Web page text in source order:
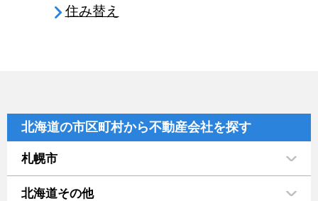
住み替え
北海道の市区町村から不動産会社を探す
札幌市
北海道その他